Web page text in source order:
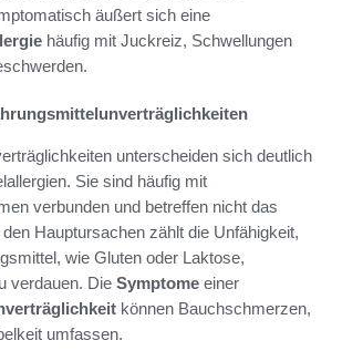
äußert sich eine
häufig mit Juckreiz, Schwellungen
unterscheiden sich deutlich
Sie sind häufig mit
verbunden und betreffen nicht das
Hauptursachen zählt die Unfähigkeit,
wie Gluten oder Laktose,
verdauen. Die Symptome einer
können Bauchschmerzen,
umfassen.